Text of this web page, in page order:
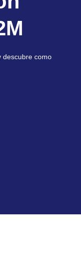
descubre como